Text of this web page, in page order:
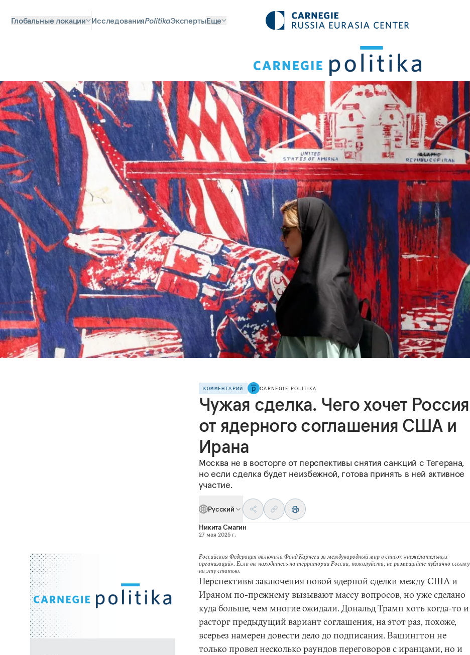
Глобальные локации ИсследованияPolitikaЭкспертыЕще
КОММЕНТАРИЙ CARNEGIE POLITIKA
Чужая сделка. Чего хочет Россия
от ядерного соглашения США и
Ирана
Москва не в восторге от перспективы снятия санкций с Тегерана,
но если сделка будет неизбежной, готова принять в ней активное
участие.
Русский
Никита Смагин
27 мая 2025 г.
Российская Федерация включила Фонд Карнеги за международный мир в список «нежелательных
организаций». Если вы находитесь на территории России, пожалуйста, не размещайте публично ссылку
на эту статью.
Перспективы заключения новой ядерной сделки между США и
Ираном по-прежнему вызывают массу вопросов, но уже сделано
куда больше, чем многие ожидали. Дональд Трамп хоть когда-то и
расторг предыдущий вариант соглашения, на этот раз, похоже,
всерьез намерен довести дело до подписания. Вашингтон не
только провел несколько раундов переговоров с иранцами, но и